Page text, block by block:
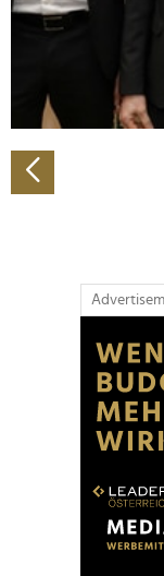
Wir verwenden
personalisieren,
zu können und
analysieren.
Verwendung
Partner führen
weiteren Daten